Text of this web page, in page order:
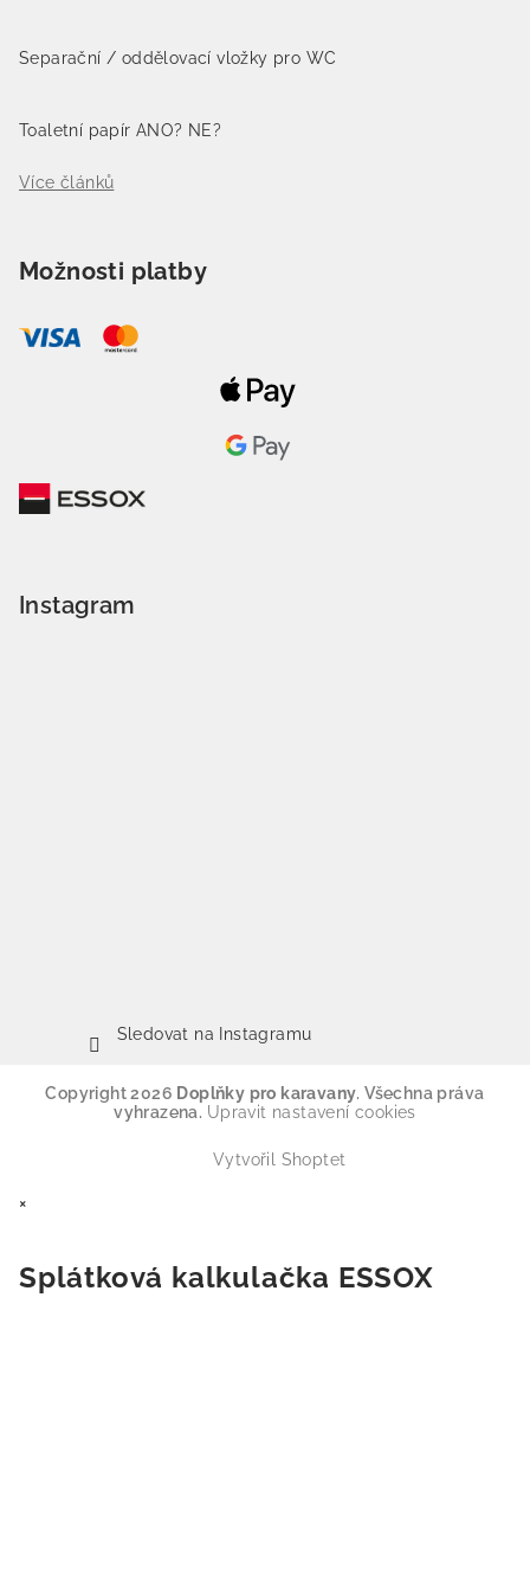
Separační / oddělovací vložky pro WC
Toaletní papír ANO? NE?
Více článků
Možnosti platby
Instagram
Sledovat na Instagramu
Copyright 2026 Doplňky pro karavany. Všechna práva
vyhrazena. Upravit nastavení cookies
Vytvořil Shoptet
×
Splátková kalkulačka ESSOX